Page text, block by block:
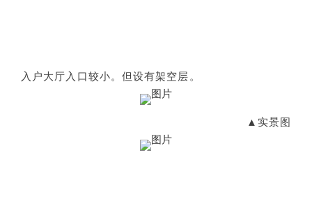
入户大厅入口较小。但设有架空层。
▲实景图